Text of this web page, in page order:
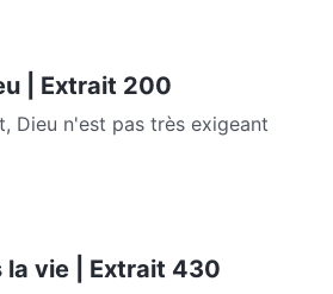
| Extrait 200
Dieu n'est pas très exigeant
la vie | Extrait 430